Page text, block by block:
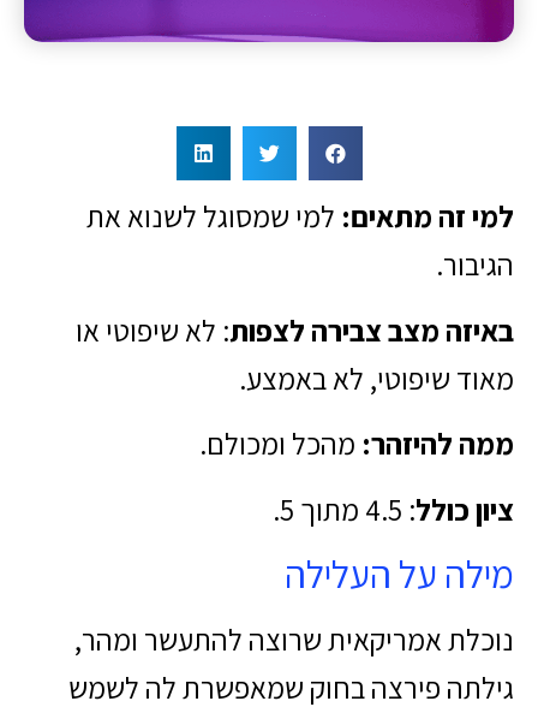
למי זה מתאים: למי שמסוגל לשנוא את
הגיבור.
באיזה מצב צבירה לצפות: לא שיפוטי או
מאוד שיפוטי, לא באמצע.
ממה להיזהר: מהכל ומכולם.
ציון כולל: 4.5 מתוך 5.
מילה על העלילה
נוכלת אמריקאית שרוצה להתעשר ומהר,
גילתה פירצה בחוק שמאפשרת לה לשמש